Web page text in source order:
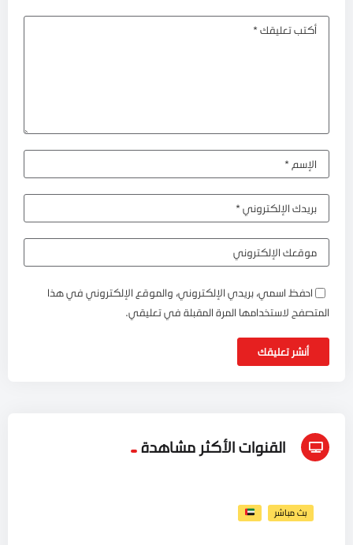
احفظ اسمي، بريدي الإلكتروني، والموقع الإلكتروني في هذا
المتصفح لاستخدامها المرة المقبلة في تعليقي.
القنوات الأكثر مشاهدة
بث مباشر